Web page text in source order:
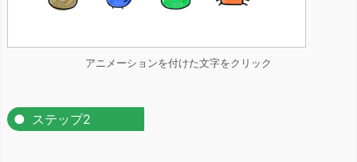
アニメーションを付けた文字をクリック
ステップ2